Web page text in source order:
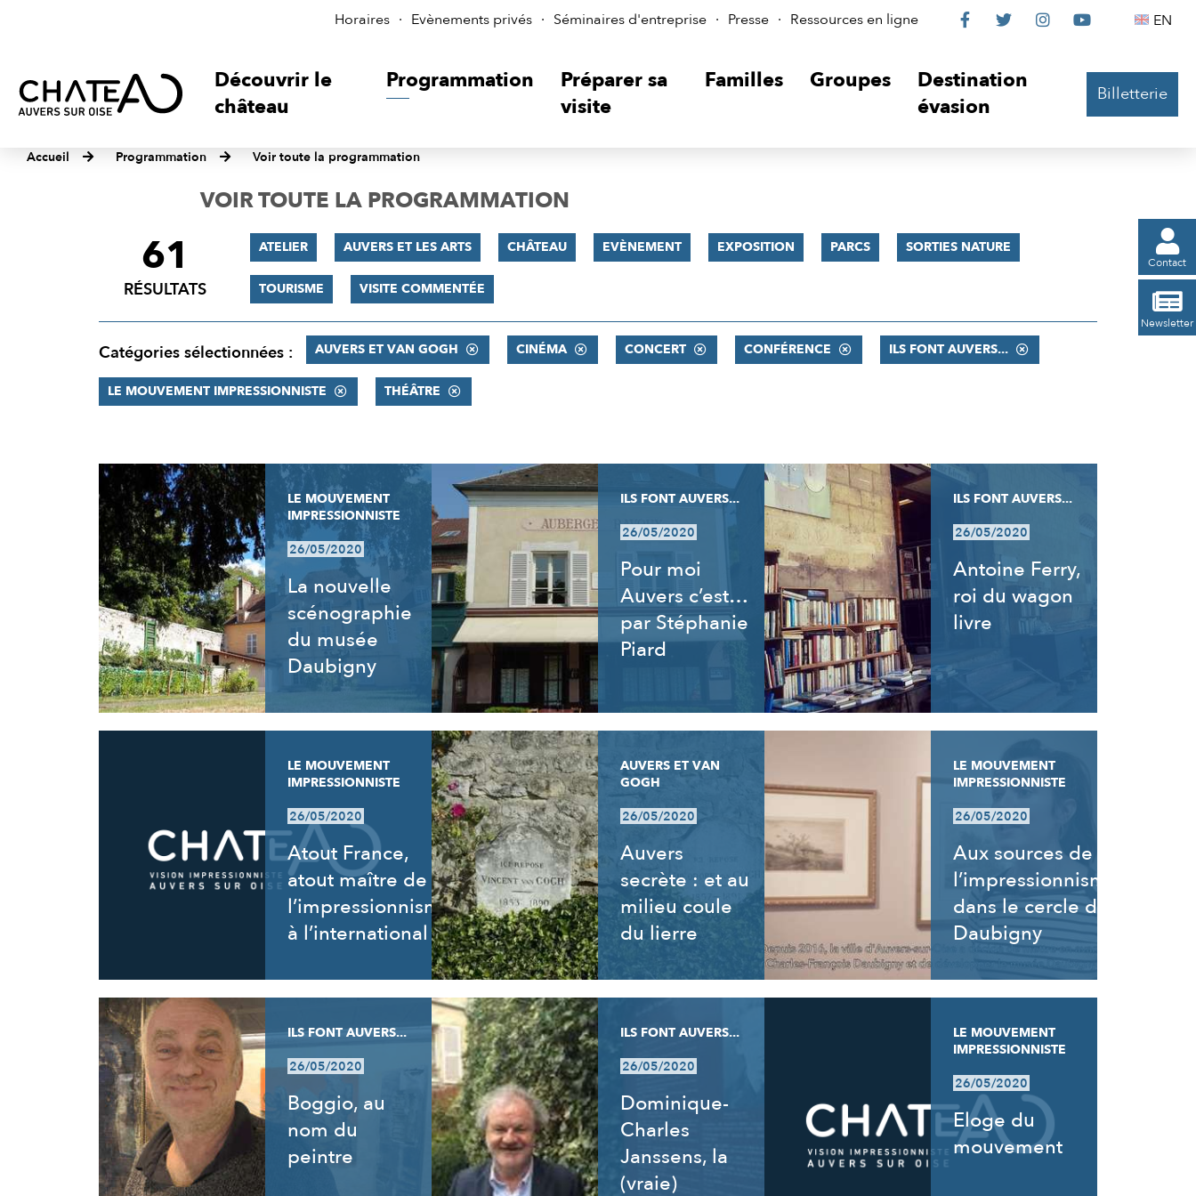
Horaires Evènements privés Séminaires d'entreprise Presse Ressources en ligne
Le
sur

Le

Le

Le
 EN
Découvrir le
château
Programmation
Préparer sa
visite
Familles Groupes
Destination
évasion
Billetterie
Accueil Programmation Voir toute la programmation

Contact

Newsletter
VOIR TOUTE LA PROGRAMMATION
FILTRER
RÉSULTATS
61
RÉSULTATS
ATELIER AUVERS ET LES ARTS CHÂTEAU EVÈNEMENT EXPOSITION PARCS SORTIES NATURE
TOURISME VISITE COMMENTÉE
Catégories sélectionnées : AUVERS ET VAN GOGH CINÉMA CONCERT CONFÉRENCE ILS FONT AUVERS...
LE MOUVEMENT IMPRESSIONNISTE THÉÂTRE
RÉSULTATS
LE MOUVEMENT
IMPRESSIONNISTE
26/05/2020
La nouvelle
scénographie
du musée
Daubigny
ILS FONT AUVERS...
26/05/2020
Pour moi
Auvers c’est…
par Stéphanie
Piard
ILS FONT AUVERS...
26/05/2020
Antoine Ferry,
roi du wagon
livre
LE MOUVEMENT
IMPRESSIONNISTE
26/05/2020
Atout France,
atout maître de
l’impressionnisme
à l’international
AUVERS ET VAN
GOGH
26/05/2020
Auvers
secrète : et au
milieu coule
du lierre
LE MOUVEMENT
IMPRESSIONNISTE
26/05/2020
Aux sources de
l’impressionnisme,
dans le cercle de
Daubigny
ILS FONT AUVERS...
26/05/2020
Boggio, au
nom du
peintre
ILS FONT AUVERS...
26/05/2020
Dominique-
Charles
Janssens, la
(vraie)
LE MOUVEMENT
IMPRESSIONNISTE
26/05/2020
Eloge du
mouvement